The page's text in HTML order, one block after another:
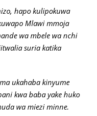
hapo kulipokuwa
Mlawi mmoja
wa mbele wa nchi
suria katika
ukahaba kinyume
kwa baba yake huko
wa miezi minne.